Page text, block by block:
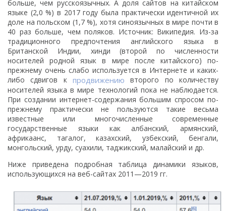
больше, чем русскоязычных. А доля сайтов на китайском
языке (2,0 %) в 2017 году была практически идентичной их
доле на польском (1,7 %), хотя синоязычных в мире почти в
40 раз больше, чем поляков. Источник: Википедия. Из-за
традиционного предпочтения английского языка в
Британской Индии, хинди (второй по численности
носителей родной язык в мире после китайского) по-
прежнему очень слабо используется в Интернете и каких-
либо сдвигов к продвижению второго по количеству
носителей языка в мире технологий пока не наблюдается.
При создании интернет-содержания большим спросом по-
прежнему практически не пользуются такие весьма
известные или многочисленные современные
государственные языки как албанский, армянский,
африкаанс, тагалог, казахский, узбекский, бенгали,
монгольский, урду, суахили, таджикский, малайский и др.
Ниже приведена подробная таблица динамики языков,
использующихся на веб-сайтах 2011—2019 гг.